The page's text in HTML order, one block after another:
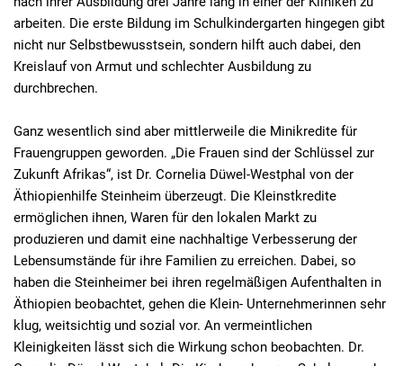
arbeiten. Die erste Bildung im Schulkindergarten hingegen gibt
nicht nur Selbstbewusstsein, sondern hilft auch dabei, den
Kreislauf von Armut und schlechter Ausbildung zu
durchbrechen.
Ganz wesentlich sind aber mittlerweile die Minikredite für
Frauengruppen geworden. „Die Frauen sind der Schlüssel zur
Zukunft Afrikas“, ist Dr. Cornelia Düwel-Westphal von der
Äthiopienhilfe Steinheim überzeugt. Die Kleinstkredite
ermöglichen ihnen, Waren für den lokalen Markt zu
produzieren und damit eine nachhaltige Verbesserung der
Lebensumstände für ihre Familien zu erreichen. Dabei, so
haben die Steinheimer bei ihren regelmäßigen Aufenthalten in
Äthiopien beobachtet, gehen die Klein- Unternehmerinnen sehr
klug, weitsichtig und sozial vor. An vermeintlichen
Kleinigkeiten lässt sich die Wirkung schon beobachten. Dr.